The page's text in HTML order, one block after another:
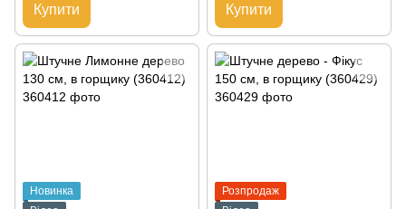
Купити Купити
Новинка
Розпродаж